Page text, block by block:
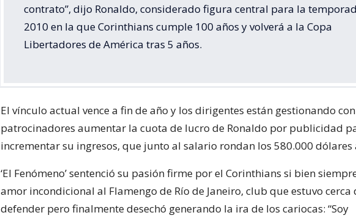
contrato”, dijo Ronaldo, considerado figura central para la
2010 en la que Corinthians cumple 100 años y volverá a la Copa
Libertadores de América tras 5 años.
El vínculo actual vence a fin de año y los dirigentes están gestionando con
patrocinadores aumentar la cuota de lucro de Ronaldo por publicidad
incrementar su ingresos, que junto al salario rondan los 580.000 dólares
‘El Fenómeno’ sentenció su pasión firme por el Corinthians si bien
amor incondicional al Flamengo de Río de Janeiro, club que estuvo cerca
defender pero finalmente desechó generando la ira de los cariocas: “Soy